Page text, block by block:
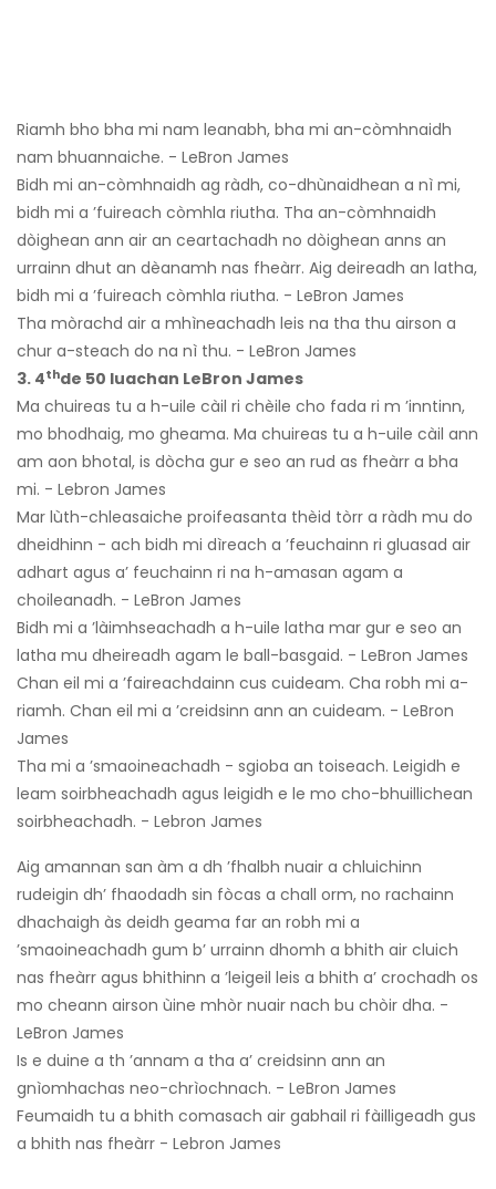
Riamh bho bha mi nam leanabh, bha mi an-còmhnaidh
nam bhuannaiche. - LeBron James
Bidh mi an-còmhnaidh ag ràdh, co-dhùnaidhean a nì mi,
bidh mi a ’fuireach còmhla riutha. Tha an-còmhnaidh
dòighean ann air an ceartachadh no dòighean anns an
urrainn dhut an dèanamh nas fheàrr. Aig deireadh an latha,
bidh mi a ’fuireach còmhla riutha. - LeBron James
Tha mòrachd air a mhìneachadh leis na tha thu airson a
chur a-steach do na nì thu. - LeBron James
3. 4thde 50 luachan LeBron James
Ma chuireas tu a h-uile càil ri chèile cho fada ri m ’inntinn,
mo bhodhaig, mo gheama. Ma chuireas tu a h-uile càil ann
am aon bhotal, is dòcha gur e seo an rud as fheàrr a bha
mi. - Lebron James
Mar lùth-chleasaiche proifeasanta thèid tòrr a ràdh mu do
dheidhinn - ach bidh mi dìreach a ’feuchainn ri gluasad air
adhart agus a’ feuchainn ri na h-amasan agam a
choileanadh. - LeBron James
Bidh mi a ’làimhseachadh a h-uile latha mar gur e seo an
latha mu dheireadh agam le ball-basgaid. - LeBron James
Chan eil mi a ’faireachdainn cus cuideam. Cha robh mi a-
riamh. Chan eil mi a ’creidsinn ann an cuideam. - LeBron
James
Tha mi a ’smaoineachadh - sgioba an toiseach. Leigidh e
leam soirbheachadh agus leigidh e le mo cho-bhuillichean
soirbheachadh. - Lebron James
Aig amannan san àm a dh ’fhalbh nuair a chluichinn
rudeigin dh’ fhaodadh sin fòcas a chall orm, no rachainn
dhachaigh às deidh geama far an robh mi a
’smaoineachadh gum b’ urrainn dhomh a bhith air cluich
nas fheàrr agus bhithinn a ’leigeil leis a bhith a’ crochadh os
mo cheann airson ùine mhòr nuair nach bu chòir dha. -
LeBron James
Is e duine a th ’annam a tha a’ creidsinn ann an
gnìomhachas neo-chrìochnach. - LeBron James
Feumaidh tu a bhith comasach air gabhail ri fàilligeadh gus
a bhith nas fheàrr - Lebron James